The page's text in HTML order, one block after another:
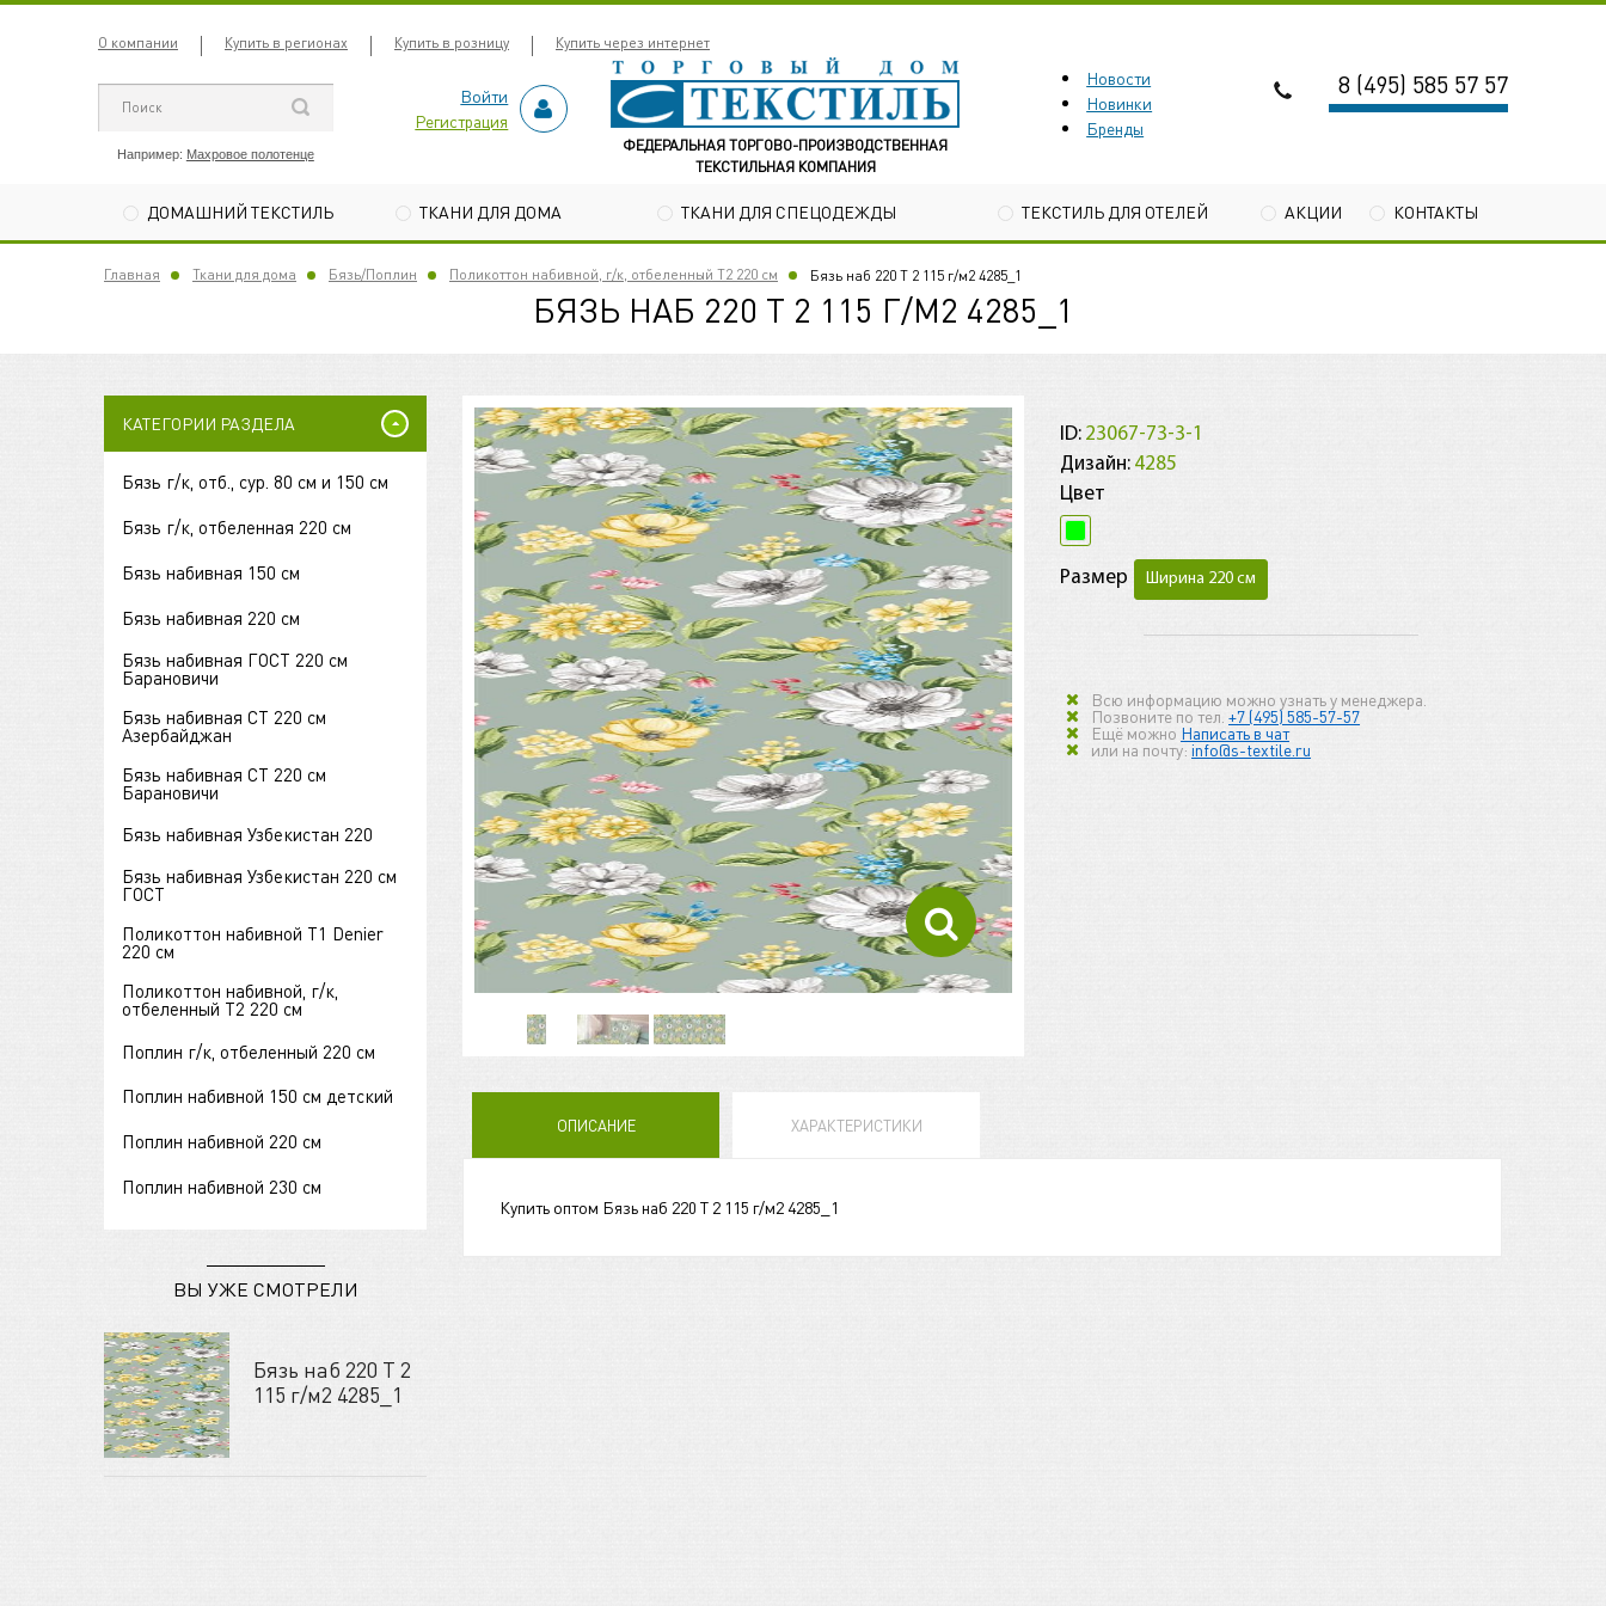
О компании Купить в регионах Купить в розницу Купить через интернет
Например: Махровое полотенце
Войти
Регистрация
ФЕДЕРАЛЬНАЯ ТОРГОВО-ПРОИЗВОДСТВЕННАЯ
ТЕКСТИЛЬНАЯ КОМПАНИЯ
Новости
Новинки
Бренды
8 (495) 585 57 57
ДОМАШНИЙ ТЕКСТИЛЬ ТКАНИ ДЛЯ ДОМА ТКАНИ ДЛЯ СПЕЦОДЕЖДЫ ТЕКСТИЛЬ ДЛЯ ОТЕЛЕЙ АКЦИИ КОНТАКТЫ
Главная Ткани для дома Бязь/Поплин Поликоттон набивной, г/к, отбеленный Т2 220 см Бязь наб 220 Т 2 115 г/м2 4285_1
БЯЗЬ НАБ 220 Т 2 115 Г/М2 4285_1
КАТЕГОРИИ РАЗДЕЛА
Бязь г/к, отб., сур. 80 см и 150 см
Бязь г/к, отбеленная 220 см
Бязь набивная 150 см
Бязь набивная 220 см
Бязь набивная ГОСТ 220 см
Барановичи
Бязь набивная СТ 220 см
Азербайджан
Бязь набивная СТ 220 см
Барановичи
Бязь набивная Узбекистан 220
Бязь набивная Узбекистан 220 см
ГОСТ
Поликоттон набивной Т1 Denier
220 см
Поликоттон набивной, г/к,
отбеленный Т2 220 см
Поплин г/к, отбеленный 220 см
Поплин набивной 150 см детский
Поплин набивной 220 см
Поплин набивной 230 см
ВЫ УЖЕ СМОТРЕЛИ
Бязь наб 220 Т 2
115 г/м2 4285_1
ID: 23067-73-3-1
Дизайн: 4285
Цвет
Размер Ширина 220 см
Всю информацию можно узнать у менеджера.
Позвоните по тел. +7 (495) 585-57-57
Ещё можно Написать в чат
или на почту: info@s-textile.ru
ОПИСАНИЕ ХАРАКТЕРИСТИКИ
Купить оптом Бязь наб 220 Т 2 115 г/м2 4285_1